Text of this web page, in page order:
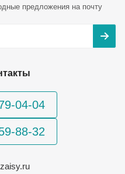
предложения на почту
04-04
88-32